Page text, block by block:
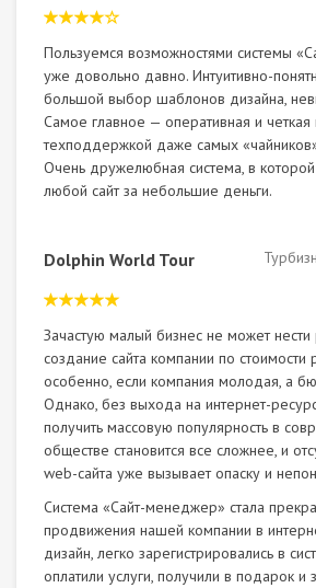
Пользуемся возможностями системы
уже довольно давно. Интуитивно-
большой выбор шаблонов дизайна,
Самое главное — оперативная и
техподдержкой даже самых
Очень дружелюбная система, в
любой сайт за небольшие деньги.
Dolphin World Tour
Зачастую малый бизнес не может
создание сайта компании по стоимости
особенно, если компания молодая, а
Однако, без выхода на интернет-
получить массовую популярность в
обществе становится все сложнее, и
web-сайта уже вызывает опаску и
Система «Сайт-менеджер» стала
продвижения нашей компании в
дизайн, легко зарегистрировались в
оплатили услуги, получили в подарок и